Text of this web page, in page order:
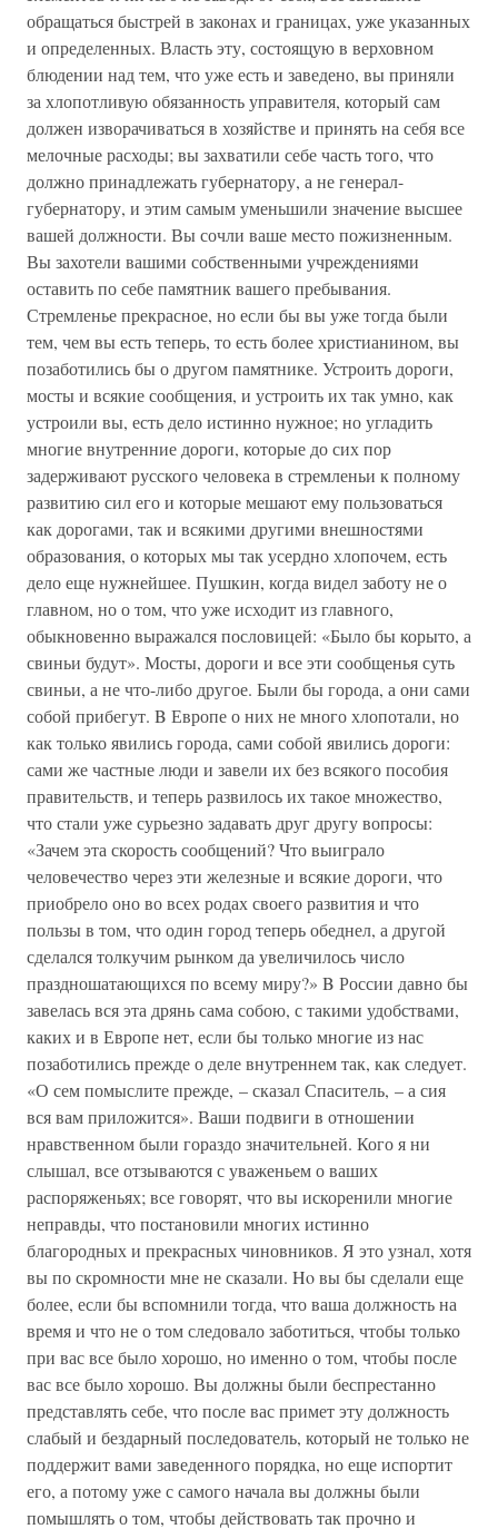
обращаться быстрей в законах и границах, уже указанных
и определенных. Власть эту, состоящую в верховном
блюдении над тем, что уже есть и заведено, вы приняли
за хлопотливую обязанность управителя, который сам
должен изворачиваться в хозяйстве и принять на себя все
мелочные расходы; вы захватили себе часть того, что
должно принадлежать губернатору, а не генерал-
губернатору, и этим самым уменьшили значение высшее
вашей должности. Вы сочли ваше место пожизненным.
Вы захотели вашими собственными учреждениями
оставить по себе памятник вашего пребывания.
Стремленье прекрасное, но если бы вы уже тогда были
тем, чем вы есть теперь, то есть более христианином, вы
позаботились бы о другом памятнике. Устроить дороги,
мосты и всякие сообщения, и устроить их так умно, как
устроили вы, есть дело истинно нужное; но угладить
многие внутренние дороги, которые до сих пор
задерживают русского человека в стремленьи к полному
развитию сил его и которые мешают ему пользоваться
как дорогами, так и всякими другими внешностями
образования, о которых мы так усердно хлопочем, есть
дело еще нужнейшее. Пушкин, когда видел заботу не о
главном, но о том, что уже исходит из главного,
обыкновенно выражался пословицей: «Было бы корыто, а
свиньи будут». Мосты, дороги и все эти сообщенья суть
свиньи, а не что-либо другое. Были бы города, а они сами
собой прибегут. B Европе о них не много хлопотали, но
как только явились города, сами собой явились дороги:
сами же частные люди и завели их без всякого пособия
правительств, и теперь развилось их такое множество,
что стали уже сурьезно задавать друг другу вопросы:
«Зачем эта скорость сообщений? Что выиграло
человечество через эти железные и всякие дороги, что
приобрело оно во всех родах своего развития и что
пользы в том, что один город теперь обеднел, а другой
сделался толкучим рынком да увеличилось число
праздношатающихся по всему миру?» B России давно бы
завелась вся эта дрянь сама собою, с такими удобствами,
каких и в Европе нет, если бы только многие из нас
позаботились прежде о деле внутреннем так, как следует.
«О сем помыслите прежде, – сказал Спаситель, – а сия
вся вам приложится». Ваши подвиги в отношении
нравственном были гораздо значительней. Кого я ни
слышал, все отзываются с уваженьем о ваших
распоряженьях; все говорят, что вы искоренили многие
неправды, что постановили многих истинно
благородных и прекрасных чиновников. Я это узнал, хотя
вы по скромности мне не сказали. Ho вы бы сделали еще
более, если бы вспомнили тогда, что ваша должность на
время и что не о том следовало заботиться, чтобы только
при вас все было хорошо, но именно о том, чтобы после
вас все было хорошо. Вы должны были беспрестанно
представлять себе, что после вас примет эту должность
слабый и бездарный последователь, который не только не
поддержит вами заведенного порядка, но еще испортит
его, а потому уже с самого начала вы должны были
помышлять о том, чтобы действовать так прочно и